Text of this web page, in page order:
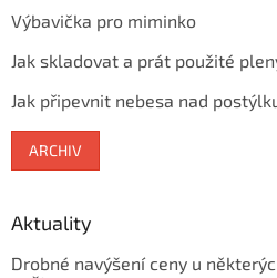
Výbavička pro miminko
Jak skladovat a prát použité
Jak připevnit nebesa nad
ARCHIV
Aktuality
Drobné navýšení ceny u